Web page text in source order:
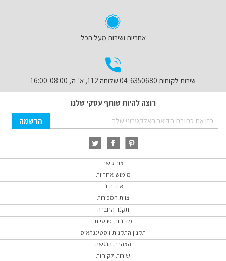
אחריות ושירות מעל הכל
שירות לקוחות 04-6350680 שלוחה 112, א'-ה', 16:00-08:00
רוצה להיות שותף עסקי שלנו
Sign
Up
Newsletter:
הרשמה
צור קשר
מימוש אחריות
אודותינו
צוות המכירות
תקנון החברה
מדיניות פרטיות
תקנון התקנות ווסטינגהאוס
הצהרת הנגשה
שירות לקוחות